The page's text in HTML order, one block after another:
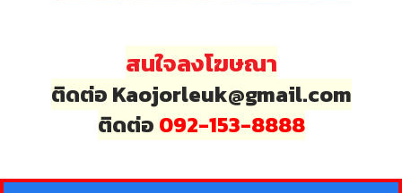
สนใจลงโฆษณา
ติดต่อ Kaojorleuk@gmail.com
ติดต่อ 092-153-8888